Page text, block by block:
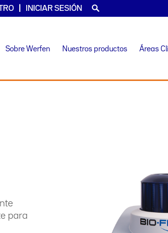
INICIAR SESIÓN
Sobre Werfen Nuestros productos Áreas
para